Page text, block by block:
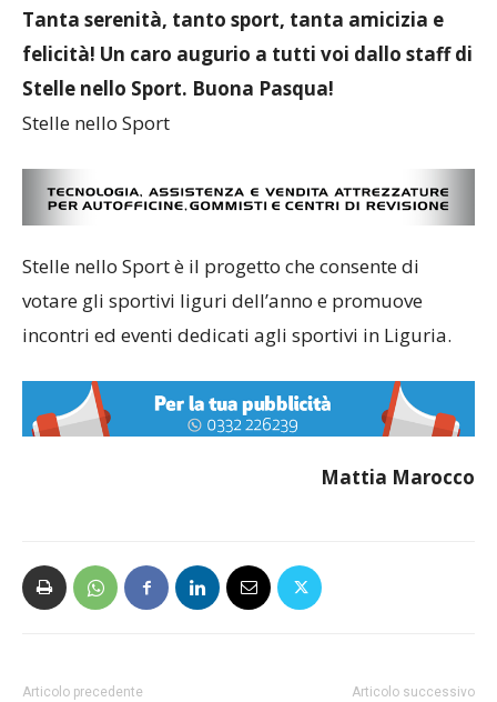
Tanta serenità, tanto sport, tanta amicizia e
felicità! Un caro augurio a tutti voi dallo staff di
Stelle nello Sport. Buona Pasqua!
Stelle nello Sport
Stelle nello Sport è il progetto che consente di
votare gli sportivi liguri dell’anno e promuove
incontri ed eventi dedicati agli sportivi in Liguria.
Mattia Marocco
Articolo precedente Articolo successivo